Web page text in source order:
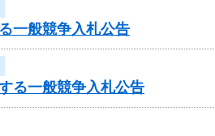
一般競争入札公告
る一般競争入札公告